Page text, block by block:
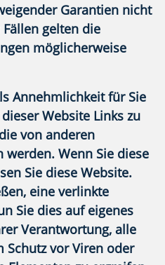
Garantien nicht
gelten die
möglicherweise
Annehmlichkeit für Sie
Website Links zu
von anderen
Wenn Sie diese
Sie diese Website.
eine verlinkte
Sie dies auf eigenes
Verantwortung, alle
Schutz vor Viren oder